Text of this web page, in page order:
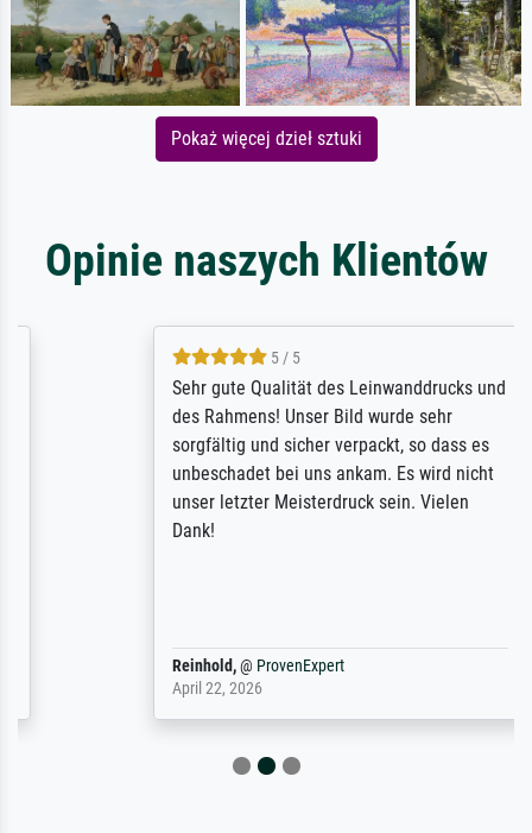
Pokaż więcej dzieł sztuki
Opinie naszych Klientów
5 / 5
Sehr gute Qualität des Leinwanddrucks und
des Rahmens! Unser Bild wurde sehr
sorgfältig und sicher verpackt, so dass es
unbeschadet bei uns ankam. Es wird nicht
unser letzter Meisterdruck sein. Vielen
@ProvenExpert
April 22, 2026